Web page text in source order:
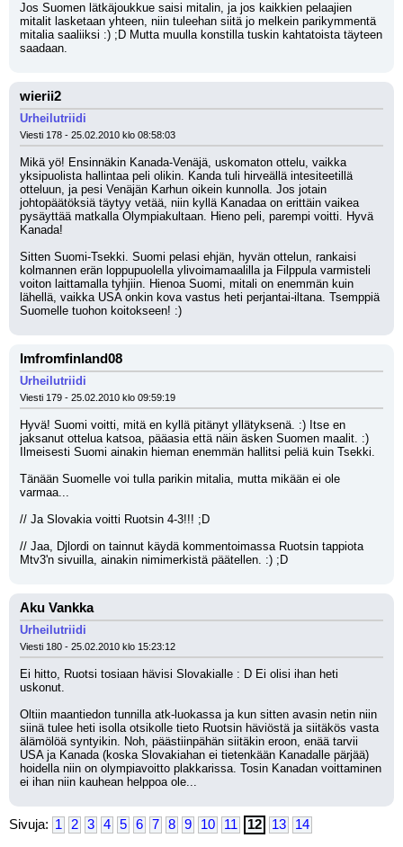
Jos Suomen lätkäjoukkue saisi mitalin, ja jos kaikkien pelaajien
mitalit lasketaan yhteen, niin tuleehan siitä jo melkein parikymmentä
mitalia saaliiksi :) ;D Mutta muulla konstilla tuskin kahtatoista täyteen
saadaan.
wierii2
Urheilutriidi
Viesti 178 - 25.02.2010 klo 08:58:03
Mikä yö! Ensinnäkin Kanada-Venäjä, uskomaton ottelu, vaikka
yksipuolista hallintaa peli olikin. Kanda tuli hirveällä intesiteetillä
otteluun, ja pesi Venäjän Karhun oikein kunnolla. Jos jotain
johtopäätöksiä täytyy vetää, niin kyllä Kanadaa on erittäin vaikea
pysäyttää matkalla Olympiakultaan. Hieno peli, parempi voitti. Hyvä
Kanada!
Sitten Suomi-Tsekki. Suomi pelasi ehjän, hyvän ottelun, rankaisi
kolmannen erän loppupuolella ylivoimamaalilla ja Filppula varmisteli
voiton laittamalla tyhjiin. Hienoa Suomi, mitali on enemmän kuin
lähellä, vaikka USA onkin kova vastus heti perjantai-iltana. Tsemppiä
Suomelle tuohon koitokseen! :)
Imfromfinland08
Urheilutriidi
Viesti 179 - 25.02.2010 klo 09:59:19
Hyvä! Suomi voitti, mitä en kyllä pitänyt yllätyksenä. :) Itse en
jaksanut ottelua katsoa, pääasia että näin äsken Suomen maalit. :)
Ilmeisesti Suomi ainakin hieman enemmän hallitsi peliä kuin Tsekki.
Tänään Suomelle voi tulla parikin mitalia, mutta mikään ei ole
varmaa...
// Ja Slovakia voitti Ruotsin 4-3!!! ;D
// Jaa, Djlordi on tainnut käydä kommentoimassa Ruotsin tappiota
Mtv3'n sivuilla, ainakin nimimerkistä päätellen. :) ;D
Aku Vankka
Urheilutriidi
Viesti 180 - 25.02.2010 klo 15:23:12
Ei hitto, Ruotsi tosiaan hävisi Slovakialle : D Ei olisi ihan heti
uskonut.
Oltiin maantiedon tunnilla atk-luokassa ja kun sitten avasin netin niin
siinä tulee heti isolla otsikolle tieto Ruotsin häviöstä ja siitäkös vasta
älämölöä syntyikin. Noh, päästiinpähän siitäkin eroon, enää tarvii
USA ja Kanada (koska Slovakiahan ei tietenkään Kanadalle pärjää)
hoidella niin on olympiavoitto plakkarissa. Tosin Kanadan voittaminen
ei ihan niin kauhean helppoa ole...
Sivuja: 1 2 3 4 5 6 7 8 9 10 11 12 13 14